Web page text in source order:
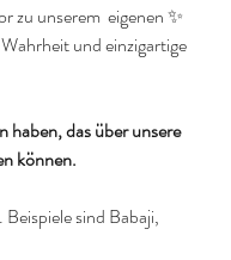
zu unserem  eigenen ✨
und einzigartige
haben, das über unsere
können.
sind Babaji,